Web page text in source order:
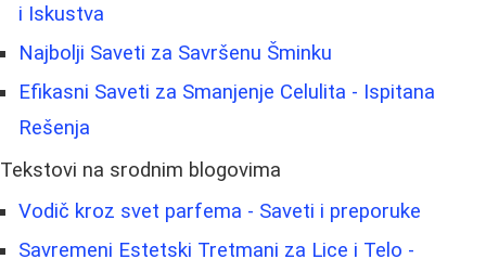
i Iskustva
Najbolji Saveti za Savršenu Šminku
Efikasni Saveti za Smanjenje Celulita - Ispitana
Rešenja
Tekstovi na srodnim blogovima
Vodič kroz svet parfema - Saveti i preporuke
Savremeni Estetski Tretmani za Lice i Telo -